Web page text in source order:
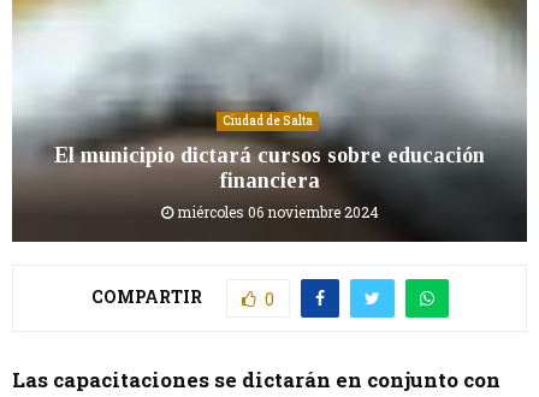
Ciudad de Salta
El municipio dictará cursos sobre educación
financiera
miércoles 06 noviembre 2024
COMPARTIR 0
Las capacitaciones se dictarán en conjunto con